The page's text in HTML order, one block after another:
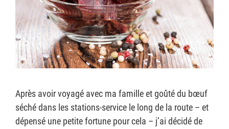
Après avoir voyagé avec ma famille et goûté du bœuf
séché dans les stations-service le long de la route – et
dépensé une petite fortune pour cela – j’ai décidé de